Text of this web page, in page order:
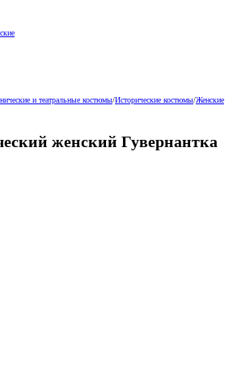
и театральные костюмы/Исторические костюмы/Женские
женский Гувернантка